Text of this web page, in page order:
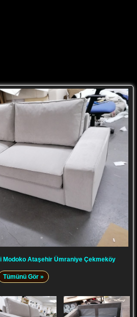
Modoko Ataşehir Ümraniye Çekmeköy
Tümünü Gör »